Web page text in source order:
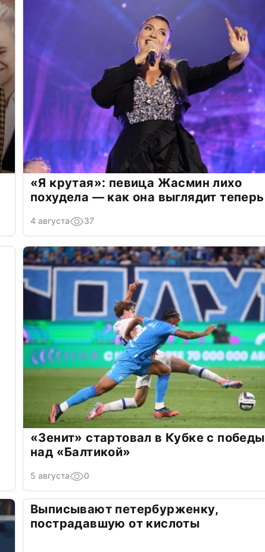
«Я крутая»: певица Жасмин лихо
похудела — как она выглядит теперь
4 августа 37
«Зенит» стартовал в Кубке с победы
над «Балтикой»
5 августа 0
Выписывают петербурженку,
пострадавшую от кислоты